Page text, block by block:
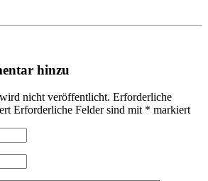
hinzu
nicht veröffentlicht. Erforderliche
Erforderliche Felder sind mit * markiert